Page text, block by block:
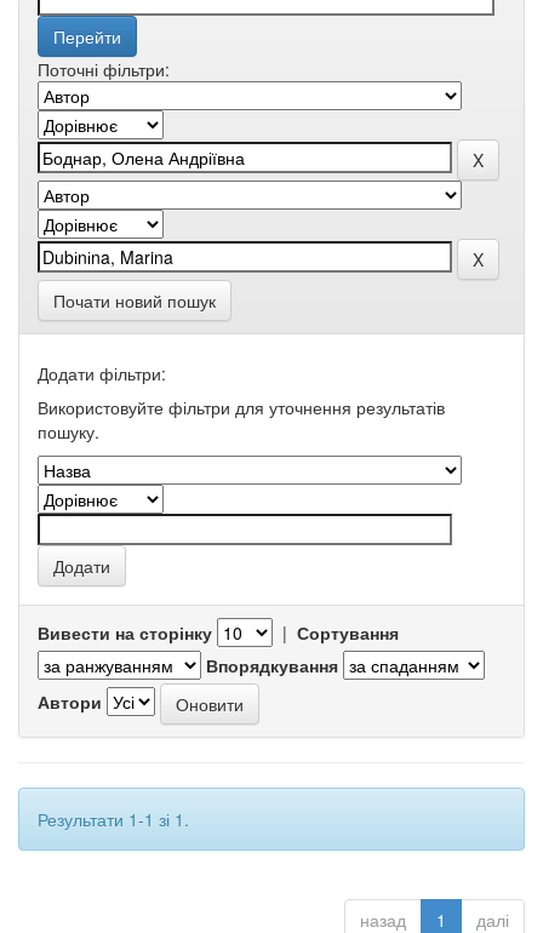
Поточні фільтри:
Почати новий пошук
Додати фільтри:
Використовуйте фільтри для уточнення результатів
пошуку.
Вивести на сторінку | Сортування
Впорядкування
Автори
Результати 1-1 зі 1.
назад 1 далі